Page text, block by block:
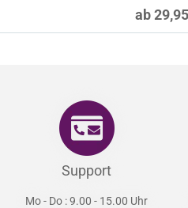
ab
Support
Mo - Do : 9.00 - 15.00 Uhr